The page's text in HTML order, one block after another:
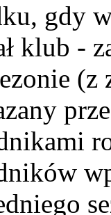
gdy
klub -
(z